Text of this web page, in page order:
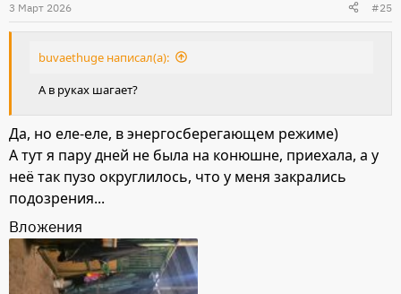
3 Март 2026 #25
buvaethuge написал(а):
А в руках шагает?
Да, но еле-еле, в энергосберегающем режиме)
А тут я пару дней не была на конюшне, приехала, а у
неё так пузо округлилось, что у меня закрались
подозрения...
Вложения